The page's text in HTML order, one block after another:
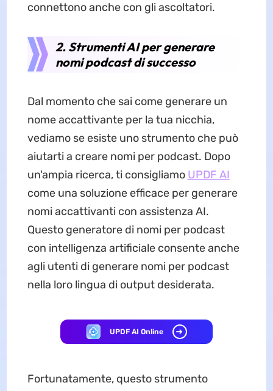
connettono anche con gli ascoltatori.
2. Strumenti AI per generare
nomi podcast di successo
Dal momento che sai come generare un
nome accattivante per la tua nicchia,
vediamo se esiste uno strumento che può
aiutarti a creare nomi per podcast. Dopo
un'ampia ricerca, ti consigliamo UPDF AI
come una soluzione efficace per generare
nomi accattivanti con assistenza AI.
Questo generatore di nomi per podcast
con intelligenza artificiale consente anche
agli utenti di generare nomi per podcast
nella loro lingua di output desiderata.
UPDF AI Online
Fortunatamente, questo strumento